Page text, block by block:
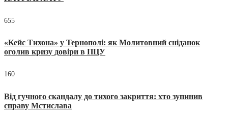
655
«Кейс Тихона» у Тернополі: як Молитовний сніданок
оголив кризу довіри в ПЦУ
160
Від гучного скандалу до тихого закриття: хто зупинив
справу Мстислава